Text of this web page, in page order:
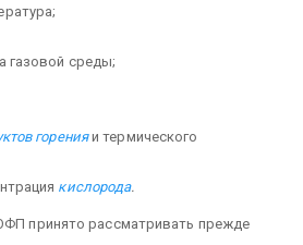
газовой среды;
горе­нияи термического
кислорода.
принято рассматривать прежде